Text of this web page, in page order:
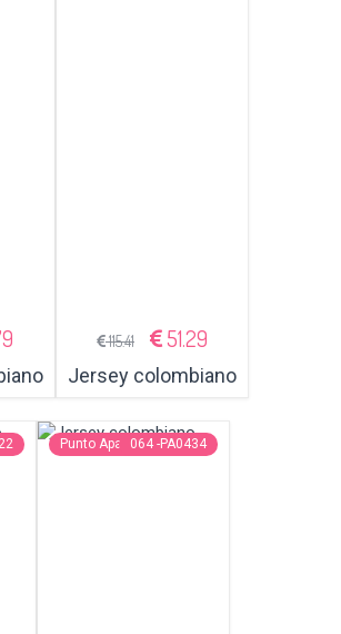
115.41 51.29
Jersey colombiano
Punto Aparte064 -PA0434